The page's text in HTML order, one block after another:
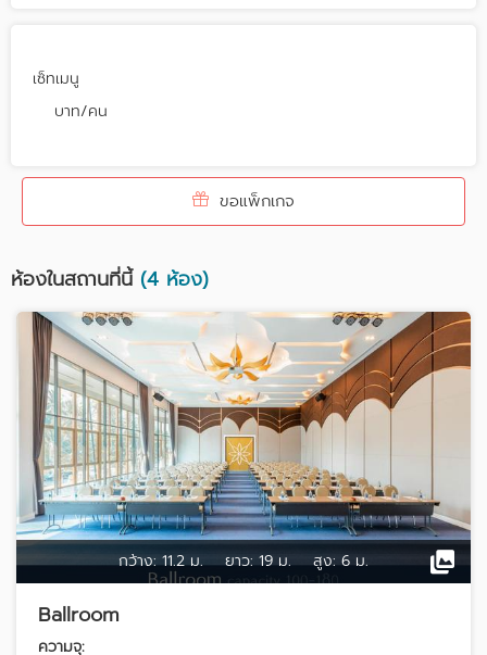
เซ็ทเมนู
บาท/คน
ขอแพ็กเกจ
ห้องในสถานที่นี้(4 ห้อง)
กว้าง: 11.2 ม. ยาว: 19 ม. สูง: 6 ม.
Ballroom
ความจุ: